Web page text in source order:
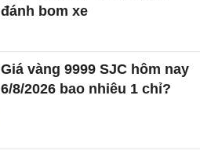
đánh bom xe
Giá vàng 9999 SJC hôm nay
6/8/2026 bao nhiêu 1 chỉ?